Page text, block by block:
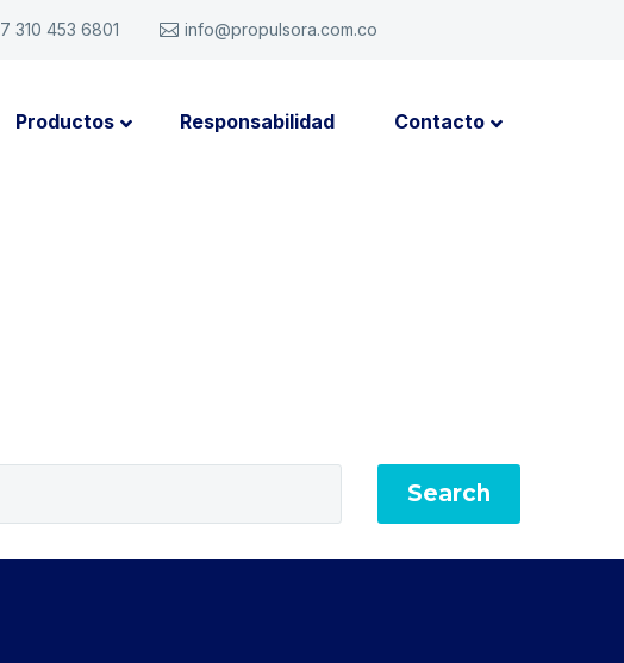
310 453 6801 info@propulsora.com.co
Productos Responsabilidad Contacto
Search